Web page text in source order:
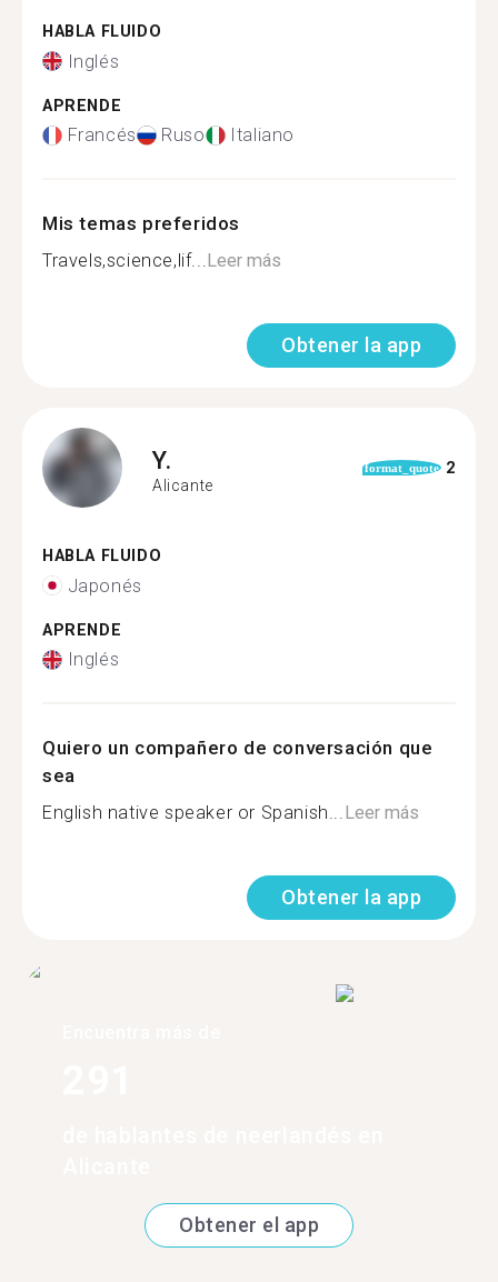
HABLA FLUIDO
Inglés
APRENDE
Francés Ruso Italiano
Mis temas preferidos
Travels,science,lif...Leer más
Obtener la app
Y.
Alicante
format_quote 2
HABLA FLUIDO
Japonés
APRENDE
Inglés
Quiero un compañero de conversación que
sea
English native speaker or Spanish...Leer más
Obtener la app
Obtener el app